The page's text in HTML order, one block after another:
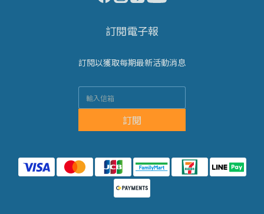
訂閱電子報
訂閱以獲取每期最新活動消息
訂閱